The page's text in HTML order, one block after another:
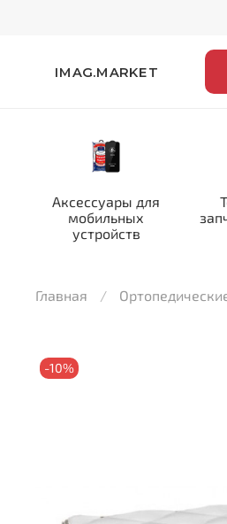
IMAG.MARKET
Аксессуары для
мобильных
устройств
Главная
-10%